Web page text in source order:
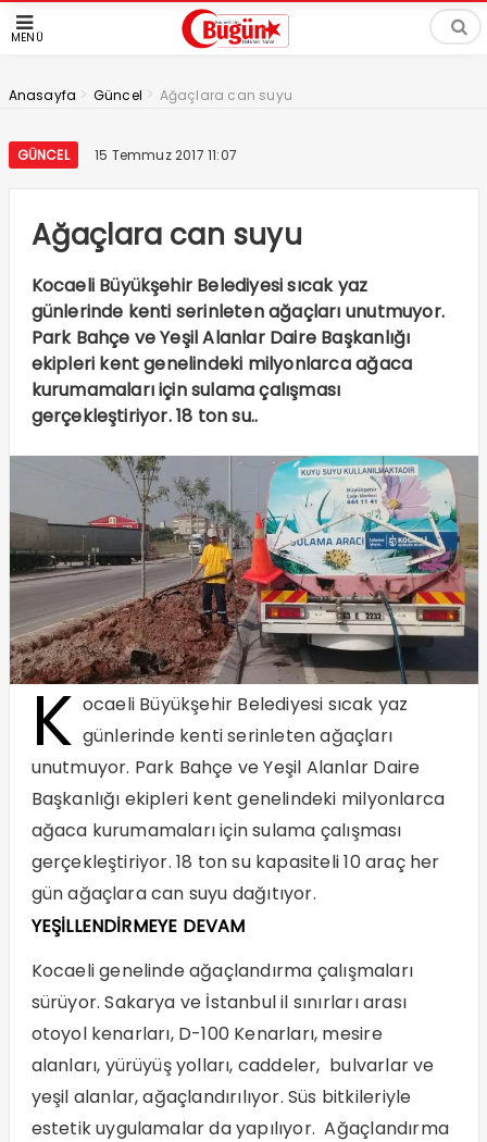
MENÜ
Anasayfa > Güncel > Ağaçlara can suyu
GÜNCEL 15 Temmuz 2017 11:07
Ağaçlara can suyu
Kocaeli Büyükşehir Belediyesi sıcak yaz
günlerinde kenti serinleten ağaçları unutmuyor.
Park Bahçe ve Yeşil Alanlar Daire Başkanlığı
ekipleri kent genelindeki milyonlarca ağaca
kurumamaları için sulama çalışması
gerçekleştiriyor. 18 ton su..
K ocaeli Büyükşehir Belediyesi sıcak yaz
günlerinde kenti serinleten ağaçları
unutmuyor. Park Bahçe ve Yeşil Alanlar Daire
Başkanlığı ekipleri kent genelindeki milyonlarca
ağaca kurumamaları için sulama çalışması
gerçekleştiriyor. 18 ton su kapasiteli 10 araç her
gün ağaçlara can suyu dağıtıyor.
YEŞİLLENDİRMEYE DEVAM
Kocaeli genelinde ağaçlandırma çalışmaları
sürüyor. Sakarya ve İstanbul il sınırları arası
otoyol kenarları, D-100 Kenarları, mesire
alanları, yürüyüş yolları, caddeler, bulvarlar ve
yeşil alanlar, ağaçlandırılıyor. Süs bitkileriyle
estetik uygulamalar da yapılıyor. Ağaçlandırma